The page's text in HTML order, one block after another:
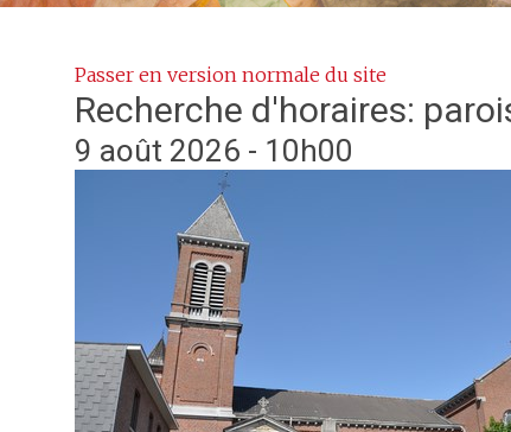
Passer en version normale du site
Recherche d'horaires:
9 août 2026 - 10h00